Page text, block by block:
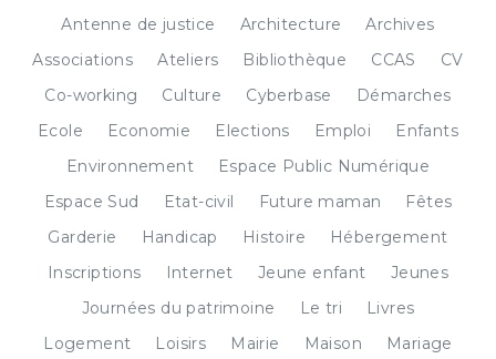
Antenne de justice
Architecture
Archives
Associations
Ateliers Bibliothèque CCAS
CV
Co-working
Culture Cyberbase
Démarches
Ecole
Economie Elections Emploi
Enfants
Environnement
Espace Public Numérique
Espace Sud
Etat-civil Future maman
Fêtes
Garderie
Handicap Histoire
Hébergement
Inscriptions
Internet Jeune enfant
Jeunes
Journées du patrimoine
Le tri
Livres
Logement
Loisirs Mairie Maison
Mariage